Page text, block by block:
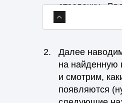
кнопка
нажав на
Перезагрузить
кнопка
сейчас»
После
будет
обновлён
Перезапустить
стрелочку
2.
Далее
на найденную
и смотрим,
появляются